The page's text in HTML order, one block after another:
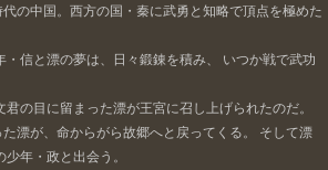
の中国。西方の国・秦に武勇と知略で頂点を極めた
信と漂の夢は、日々鍛錬を積み、 いつか戦で武功
の目に留まった漂が王宮に召し上げられたのだ。
漂が、命からがら故郷へと戻ってくる。 そして漂
年・政と出会う。